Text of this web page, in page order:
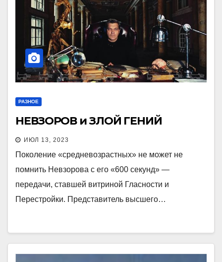
РАЗНОЕ
НЕВЗОРОВ и ЗЛОЙ ГЕНИЙ
ИЮЛ 13, 2023
Поколение «средневозрастных» не может не
помнить Невзорова с его «600 секунд» —
передачи, ставшей витриной Гласности и
Перестройки. Представитель высшего…